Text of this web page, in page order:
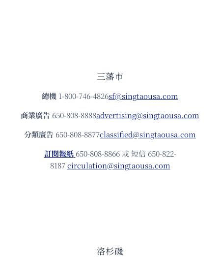
三藩市
總機 1-800-746-4826sf@singtaousa.com
商業廣告 650-808-8888advertising@singtaousa.com
分類廣告 650-808-8877classified@singtaousa.com
訂閱報紙 650-808-8866 或 短信 650-822-
8187circulation@singtaousa.com
洛杉磯